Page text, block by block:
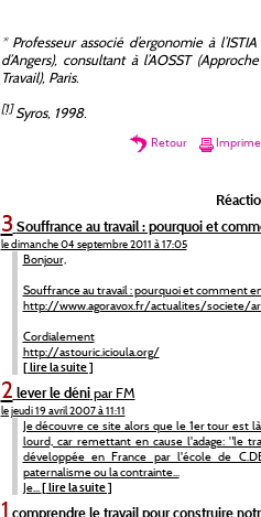
*Professeur associé d’ergonomie à
d’Angers), consultant à l’AOSST
Travail), Paris.
[1]Syros, 1998.
Retour
3 Souffrance au travail : pourquoi et
le dimanche 04 septembre 2011 à 17:05
Bonjour,
Souffrance au travail : pourquoi et comment
http://www.agoravox.fr/actualites/societe/
Cordialement
http://astouric.icioula.org/
[ lire la suite ]
2 lever le dénipar FM
le jeudi 19 avril 2007 à 11:11
Je découvre ce site alors que le 1er tour est
lourd, car remettant en cause l'adage: "le
développée en France par l'école de
paternalisme ou la contrainte...
Je... [ lire la suite ]
1 comprendre le travail pour construire